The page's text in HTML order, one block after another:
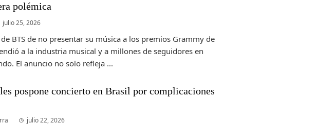
polémica
julio 25, 2026
BTS de no presentar su música a los premios Grammy de
a la industria musical y a millones de seguidores en
El anuncio no solo refleja ...
pospone concierto en Brasil por complicaciones
julio 22, 2026